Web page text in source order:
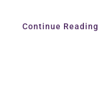
Continue Reading